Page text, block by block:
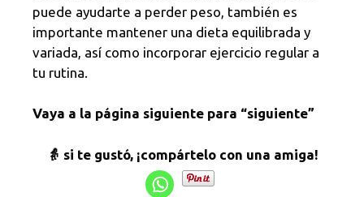
puede ayudarte a perder peso, también es
importante mantener una dieta equilibrada y
variada, así como incorporar ejercicio regular a
tu rutina.
Vaya a la página siguiente para “siguiente”
👵 si te gustó, ¡compártelo con una amiga!